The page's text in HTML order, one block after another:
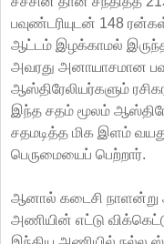
பவுண்டரியுடன் 148
ஆட்டம் இழக்காமல்
அவரது அனாயாசமான
ஆஸ்திரேலியர்களும்
இந்த சதம் மூலம்
சதமடித்த மிக இளம்
பெருமையைப் பெற்றார்.
ஆனால் கடைசி நாளன்று
அணியின் எட்டு